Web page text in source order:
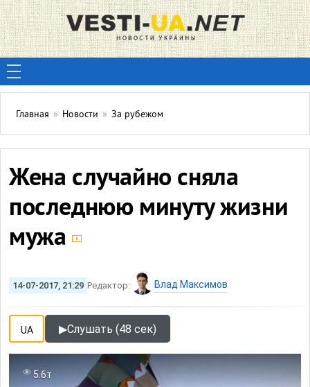
Главная » Новости » За рубежом
Жена случайно сняла
последнюю минуту жизни
мужа
14-07-2017, 21:29 Редактор: Влад Максимов
UA ▶Слушать (48 сек)
5.6т